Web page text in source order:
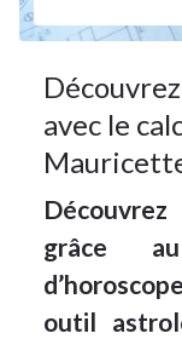
avec le
grâce
outil